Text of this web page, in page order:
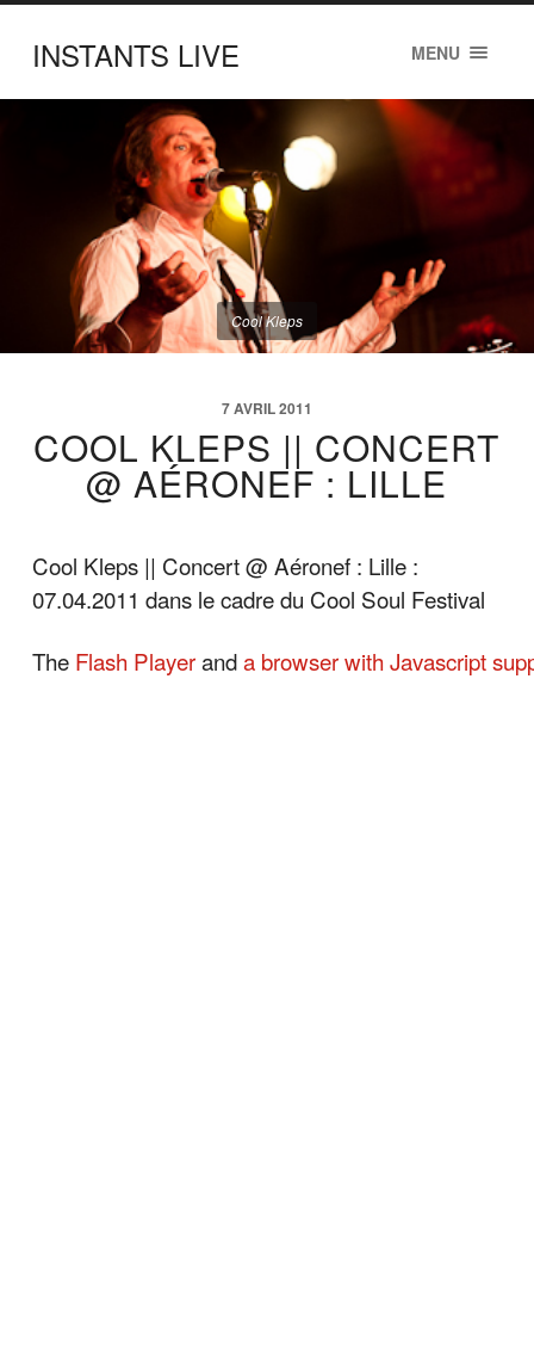
INSTANTS LIVE MENU
Cool Kleps
7 AVRIL 2011
COOL KLEPS || CONCERT
@ AÉRONEF : LILLE
Cool Kleps || Concert @ Aéronef : Lille :
07.04.2011 dans le cadre du Cool Soul Festival
The Flash Playeranda browser with Javascript